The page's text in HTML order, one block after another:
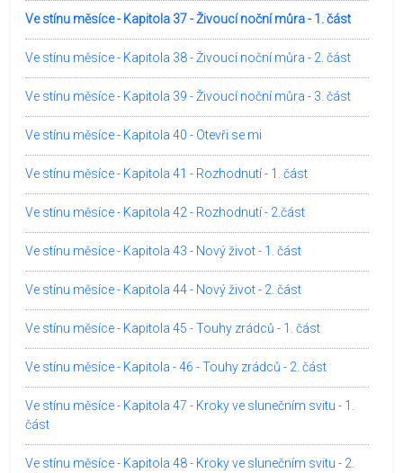
Ve stínu měsíce - Kapitola 37 - Živoucí noční můra - 1. část
Ve stínu měsíce - Kapitola 38 - Živoucí noční můra - 2. část
Ve stínu měsíce - Kapitola 39 - Živoucí noční můra - 3. část
Ve stínu měsíce - Kapitola 40 - Otevři se mi
Ve stínu měsíce - Kapitola 41 - Rozhodnutí - 1. část
Ve stínu měsíce - Kapitola 42 - Rozhodnutí - 2.část
Ve stínu měsíce - Kapitola 43 - Nový život - 1. část
Ve stínu měsíce - Kapitola 44 - Nový život - 2. část
Ve stínu měsíce - Kapitola 45 - Touhy zrádců - 1. část
Ve stínu měsíce - Kapitola - 46 - Touhy zrádců - 2. část
Ve stínu měsíce - Kapitola 47 - Kroky ve slunečním svitu - 1.
část
Ve stínu měsíce - Kapitola 48 - Kroky ve slunečním svitu - 2.